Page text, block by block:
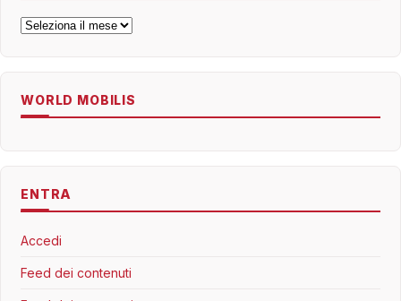
Archivi
WORLD MOBILIS
ENTRA
Accedi
Feed dei contenuti